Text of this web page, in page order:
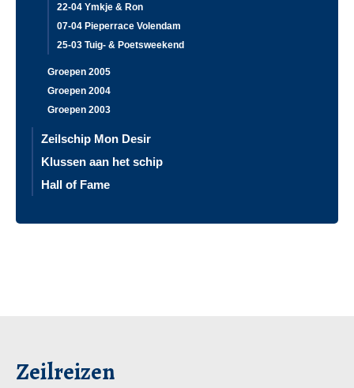
22-04 Ymkje & Ron
07-04 Pieperrace Volendam
25-03 Tuig- & Poetsweekend
Groepen 2005
Groepen 2004
Groepen 2003
Zeilschip Mon Desir
Klussen aan het schip
Hall of Fame
Zeilreizen